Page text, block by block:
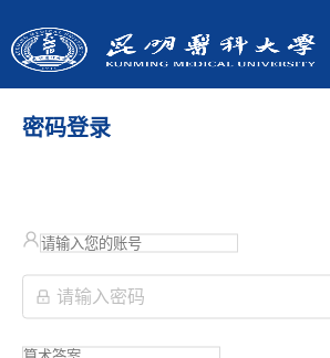
密码登录